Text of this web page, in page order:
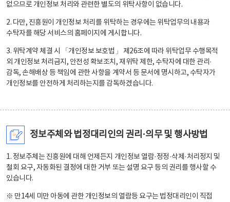
없으므로 개인정보 처리와 관련한 별도의 위탁사항이 없습니다.
2. 다만, 진흥원이 개인정보 처리를 위탁하는 경우에는 위탁업무의 내용과
수탁자를 해당 서비스의 홈페이지에 게시합니다.
3. 위탁계약 체결 시 「개인정보 보호법」 제26조에 따라 위탁업무 수행목적
외 개인정보 처리금지, 안전성 확보조치, 재위탁 제한, 수탁자에 대한 관리·
감독, 손해배상 등 책임에 관한 사항을 계약서 등 문서에 명시하고, 수탁자가
개인정보를 안전하게 처리하는지를 감독하겠습니다.
정보주체와 법정대리인의 권리·의무 및 행사방법
1. 정보주체는 진흥원에 대해 언제든지 개인정보 열람·정정·삭제·처리정지 및
철회 요구, 자동화된 결정에 대한 거부 또는 설명 요구 등의 권리를 행사할 수
있습니다.
※ 만14세 미만 아동에 관한 개인정보의 열람등 요구는 법정대리인이 직접